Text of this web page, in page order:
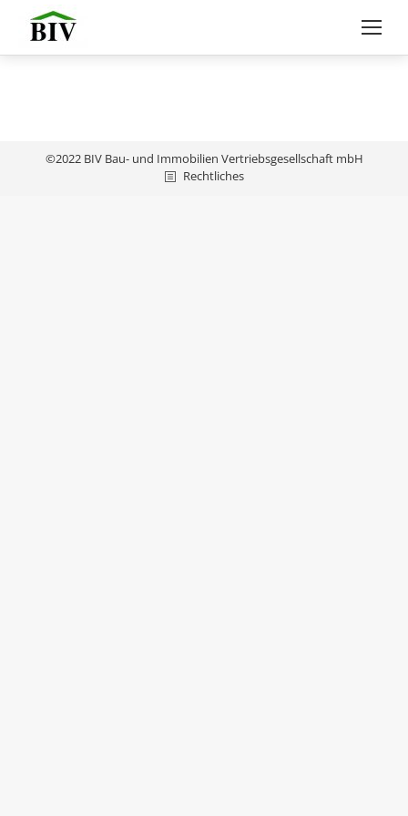
©2022 BIV Bau- und Immobilien Vertriebsgesellschaft mbH
Rechtliches